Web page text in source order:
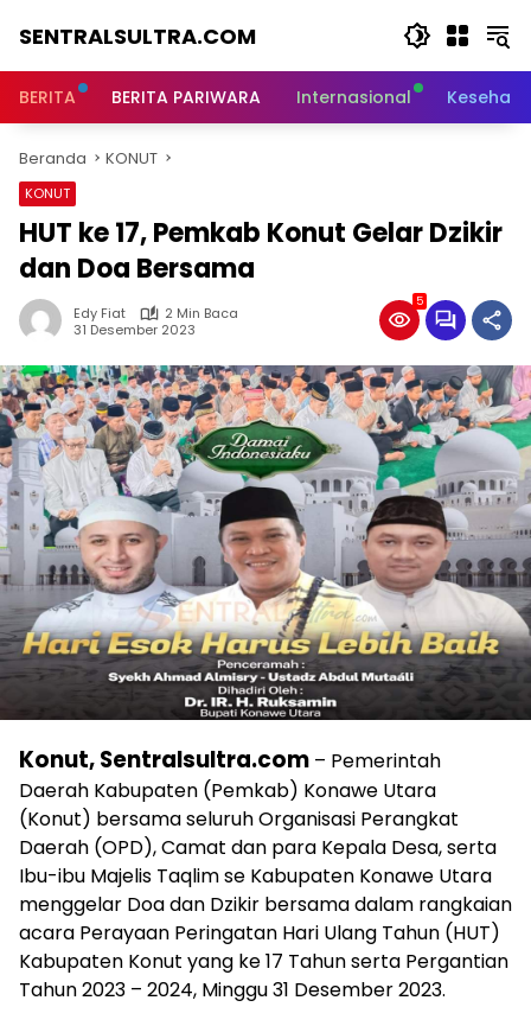
SENTRALSULTRA.COM
BERITA BERITA PARIWARA Internasional
Beranda KONUT
KONUT
HUT ke 17, Pemkab Konut Gelar Dzikir
dan Doa Bersama
Edy Fiat
2 Min Baca
31 Desember 2023
5
Konut, Sentralsultra.com – Pemerintah
Daerah Kabupaten (Pemkab) Konawe Utara
(Konut) bersama seluruh Organisasi Perangkat
Daerah (OPD), Camat dan para Kepala Desa, serta
Ibu-ibu Majelis Taqlim se Kabupaten Konawe Utara
menggelar Doa dan Dzikir bersama dalam rangkaian
acara Perayaan Peringatan Hari Ulang Tahun (HUT)
Kabupaten Konut yang ke 17 Tahun serta Pergantian
Tahun 2023 – 2024, Minggu 31 Desember 2023.